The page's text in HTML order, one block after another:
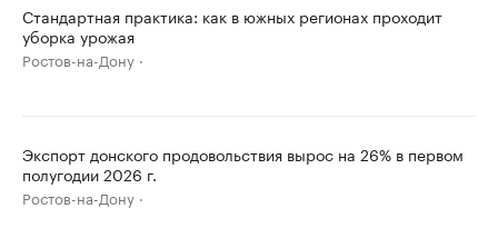
Стандартная практика: как в южных регионах проходит
уборка урожая
Ростов-на-Дону
Экспорт донского продовольствия вырос на 26% в первом
полугодии 2026 г.
Ростов-на-Дону